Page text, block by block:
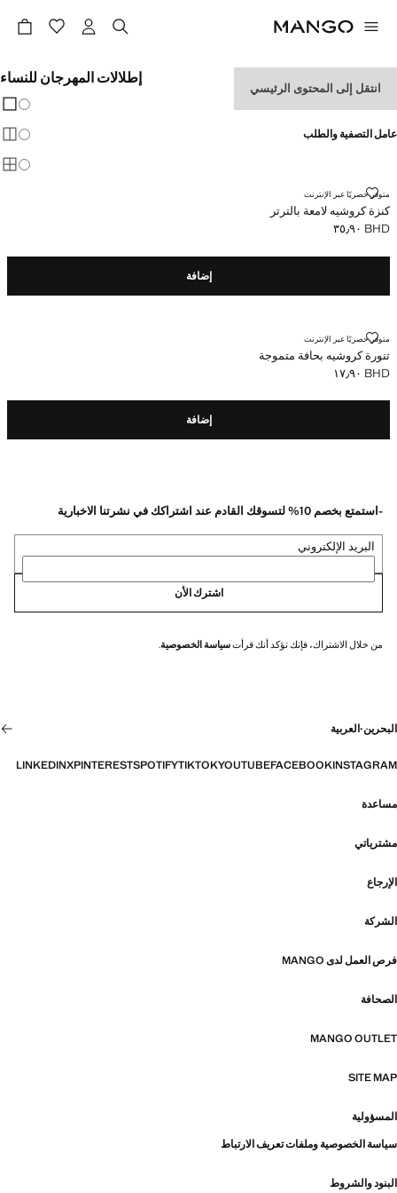
انتقل إلى المحتوى الرئيسي
إطلالات المهرجان للنساء
عامل التصفية والطلب
متوفر حصريًا عبر الإنترنت
كنزة كروشيه لامعة بالترتر
كنزة كروشيه لامعة بالترتر
السعر الحالي [BHD ٣٥٫٩٠ ]
BHD ٣٥٫٩٠
إضافة
متوفر حصريًا عبر الإنترنت
تنورة كروشيه بحافة متموجة
تنورة كروشيه بحافة متموجة
السعر الحالي [BHD ١٧٫٩٠ ]
BHD ١٧٫٩٠
إضافة
-استمتع بخصم 10% لتسوقك القادم عند اشتراكك في نشرتنا الاخبارية
البريد الإلكتروني
اشترك الأن
من خلال الاشتراك، فإنك تؤكد أنك قرأتسياسة الخصوصية.
البحرين·العربية
INSTAGRAM
FACEBOOK
YOUTUBE
TIKTOK
SPOTIFY
PINTEREST
X
LINKEDIN
مساعدة
مشترياتي
الإرجاع
الشركة
فرص العمل لدى MANGO
الصحافة
MANGO OUTLET
SITE MAP
المسؤولية
سياسة الخصوصية وملفات تعريف الارتباط
البنود والشروط